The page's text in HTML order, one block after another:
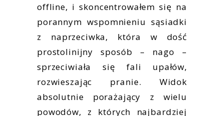
offline, i skoncentrowałem się na
porannym wspomnieniu sąsiadki
z naprzeciwka, która w dość
prostolinijny sposób – nago –
sprzeciwiała się fali upałów,
rozwieszając pranie. Widok
absolutnie porażający z wielu
powodów, z których najbardziej